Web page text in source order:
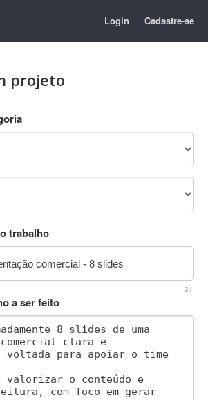
Login Cadastre-se
projeto
trabalho
31
a ser feito